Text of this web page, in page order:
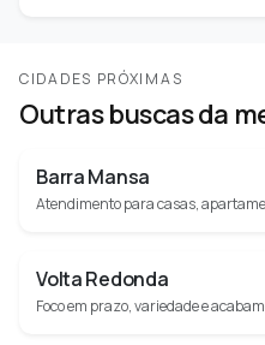
CIDADES PRÓXIMAS
Outras buscas da
Barra Mansa
Atendimento para casas,
Volta Redonda
Foco em prazo, variedade e